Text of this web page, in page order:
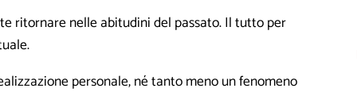
ritornare nelle abitudini del passato. Il tutto per
personale, né tanto meno un fenomeno